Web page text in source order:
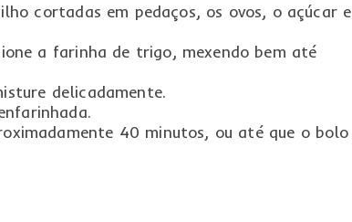
cortadas em pedaços, os ovos, o açúcar
a farinha de trigo, mexendo bem até
delicadamente.
40 minutos, ou até que o bolo